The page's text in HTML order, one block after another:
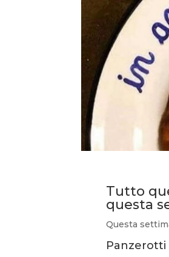
Tutto
questa
Questa
Panzerotti